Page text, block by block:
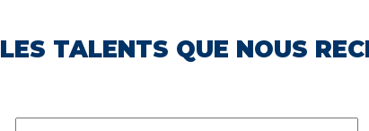
LES TALENTS QUE NOUS